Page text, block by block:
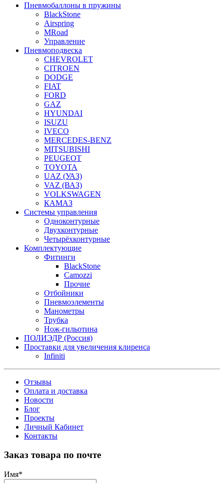
Пневмобаллоны в пружины
BlackStone
Airspring
MRoad
Управление
Пневмоподвеска
CHEVROLET
CITROEN
DODGE
FIAT
FORD
GAZ
HYUNDAI
ISUZU
IVECO
MERCEDES-BENZ
MITSUBISHI
PEUGEOT
TOYOTA
UAZ (УАЗ)
VAZ (ВАЗ)
VOLKSWAGEN
КАМАЗ
Системы управления
Одноконтурные
Двухконтурные
Четырёхконтурные
Комплектующие
Фитинги
BlackStone
Camozzi
Прочие
Отбойники
Пневмоэлементы
Манометры
Трубка
Нож-гильотина
ПОЛИЭДР (Россия)
Проставки для увеличения клиренса
Infiniti
Отзывы
Оплата и доставка
Новости
Блог
Проекты
Личный Кабинет
Контакты
Заказ товара по почте
Имя*